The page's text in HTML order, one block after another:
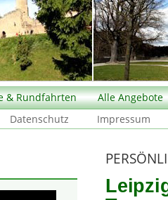
& Rundfahrten
Alle Angebote
Datenschutz Impressum